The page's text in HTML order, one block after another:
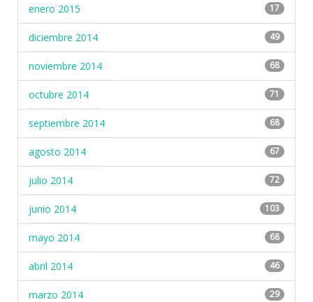
enero 2015
17
diciembre 2014 49
noviembre 2014 68
octubre 2014 71
septiembre 2014 68
agosto 2014 67
julio 2014 72
junio 2014 103
mayo 2014 68
abril 2014 46
marzo 2014 29